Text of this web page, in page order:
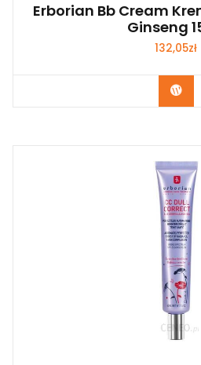
Erborian Bb Cream
Ginseng
132,05zł